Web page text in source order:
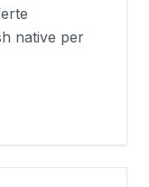
native per